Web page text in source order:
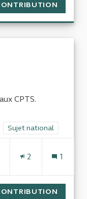
CPTS.
sociale, santé
Filtrer les résultats
Sujet national
2 1